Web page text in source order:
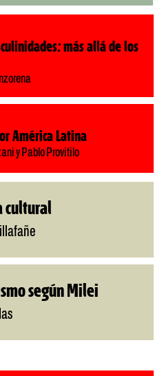
más allá de los
América Latina
y Pablo Provitilo
cultural
según Milei